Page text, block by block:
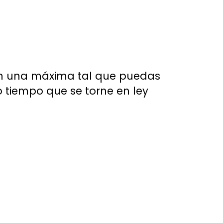
una máxima tal que puedas
tiempo que se torne en ley